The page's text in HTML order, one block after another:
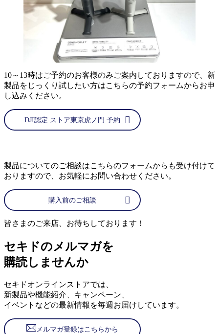
10～13時はご予約のお客様のみご案内しておりますので、新
製品をじっくり試したい方はこちらの予約フォームからお申
し込みください。
DJI認定 ストア東京虎ノ門 予約
製品についてのご相談はこちらのフォームからも受け付けて
おりますので、お気軽にお問い合わせください。
購入前のご相談
皆さまのご来店、お待ちしております！
セキドのメルマガを
購読しませんか
セキドオンラインストアでは、
新製品や機能紹介、キャンペーン、
イベントなどの最新情報を毎週お届けしています。
メルマガ登録はこちらから